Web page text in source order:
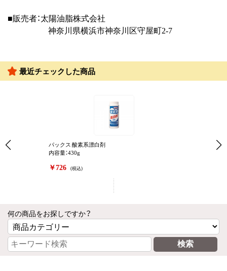
■販売者：太陽油脂株式会社
神奈川県横浜市神奈川区守屋町2-7
最近チェックした商品
パックス 酸素系漂白剤
内容量：430g
￥726 (税込)
何の商品をお探しですか？